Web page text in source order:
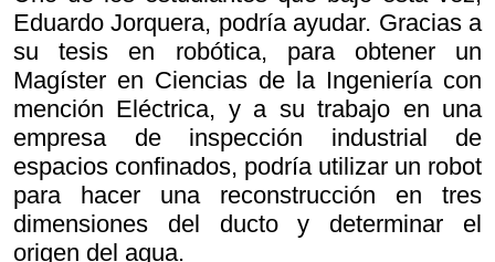
Eduardo Jorquera, podría ayudar. Gracias a
su tesis en robótica, para obtener un
Magíster en Ciencias de la Ingeniería con
mención Eléctrica, y a su trabajo en una
empresa de inspección industrial de
espacios confinados, podría utilizar un robot
para hacer una reconstrucción en tres
dimensiones del ducto y determinar el
origen del agua.